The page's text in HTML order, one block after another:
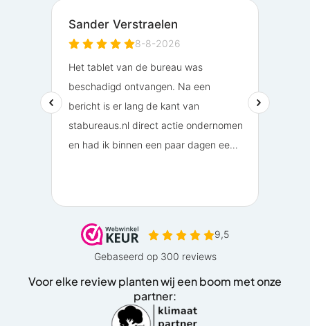
Voor elke review planten wij een boom met onze
partner: